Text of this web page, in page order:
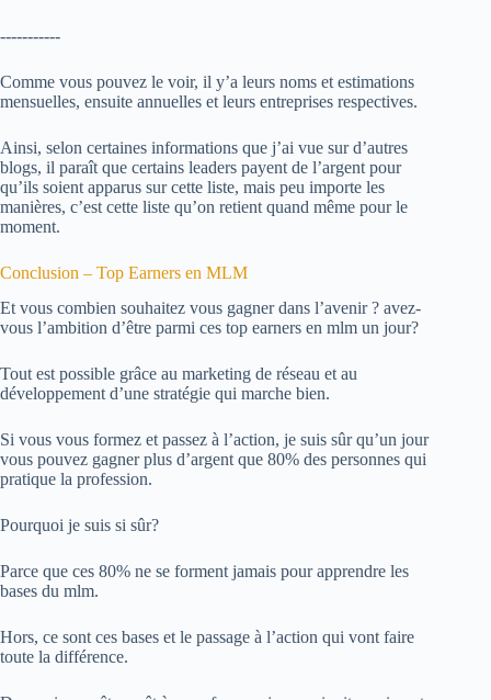
-----------
Comme vous pouvez le voir, il y’a leurs noms et estimations
mensuelles, ensuite annuelles et leurs entreprises respectives.
Ainsi, selon certaines informations que j’ai vue sur d’autres
blogs, il paraît que certains leaders payent de l’argent pour
qu’ils soient apparus sur cette liste, mais peu importe les
manières, c’est cette liste qu’on retient quand même pour le
moment.
Conclusion – Top Earners en MLM
Et vous combien souhaitez vous gagner dans l’avenir ? avez-
vous l’ambition d’être parmi ces top earners en mlm un jour?
Tout est possible grâce au marketing de réseau et au
développement d’une stratégie qui marche bien.
Si vous vous formez et passez à l’action, je suis sûr qu’un jour
vous pouvez gagner plus d’argent que 80% des personnes qui
pratique la profession.
Pourquoi je suis si sûr?
Parce que ces 80% ne se forment jamais pour apprendre les
bases du mlm.
Hors, ce sont ces bases et le passage à l’action qui vont faire
toute la différence.